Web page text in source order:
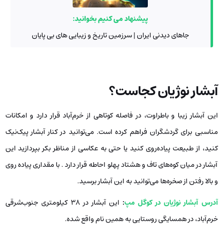
پیشنهاد می کنیم بخوانید:
جاهای دیدنی ایران | سرزمین تاریخ و زیبایی های بی پایان
آبشار نوژیان کجاست؟
این آبشار زیبا و باطراوت، در فاصله کوتاهی از خرم‌آباد قرار دارد و امکانات
مناسبی برای گردشگران فراهم کرده است. می‌توانید در کنار آبشار پیک‌نیک
کنید، از طبیعت پیاده‌روی کنید یا حتی به عکاسی از مناظر بکر بپردازید این
آبشار در میان کوه‌های تاف و هشتاد پهلو احاطه قرار دارد . با مقداری پیاده روی
و بالا رفتن از صخره‌ها می‌توانید به این آبشار برسید.
آدرس آبشار نوژیان در کوگل مپ:
این آبشار در ۳۸ کیلومتری جنوب‌شرقی
خرم‌آباد، در همسایگی روستایی به همین نام واقع شده.